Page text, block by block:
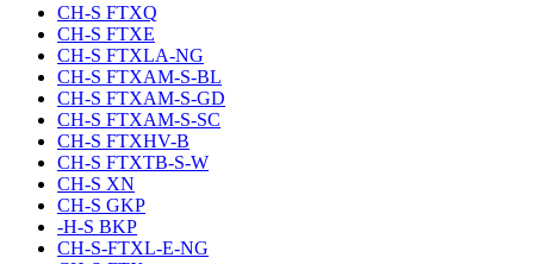
CH-S FTXQ
CH-S FTXE
CH-S FTXLA-NG
CH-S FTXAM-S-BL
CH-S FTXAM-S-GD
CH-S FTXAM-S-SC
CH-S FTXHV-B
CH-S FTXTB-S-W
CH-S XN
CH-S GKP
-H-S BKP
CH-S-FTXL-E-NG